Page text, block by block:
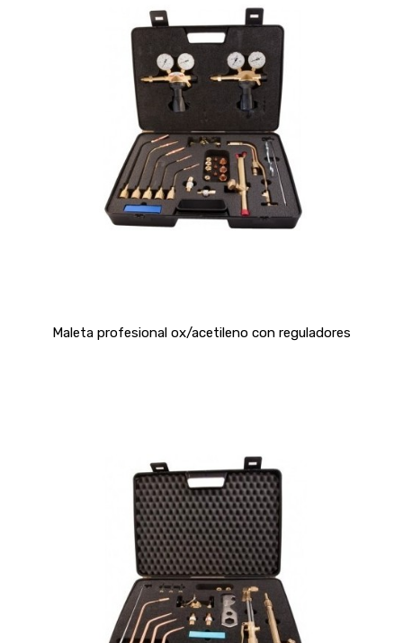
Maleta profesional ox/acetileno con reguladores